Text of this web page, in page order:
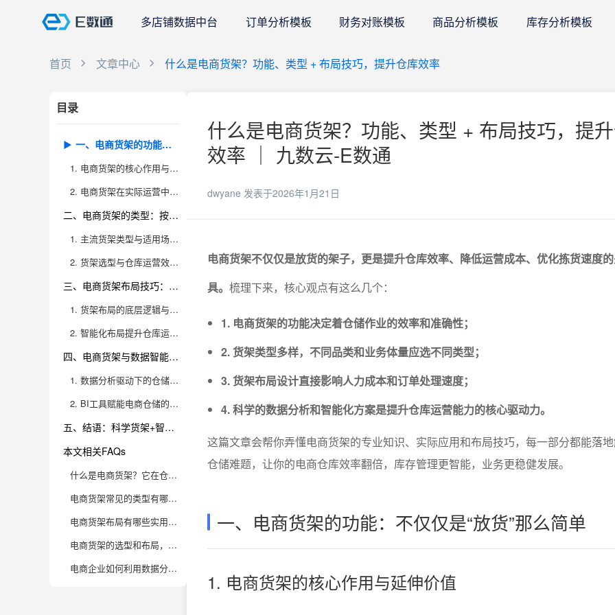
多店铺数据中台 订单分析模板 财务对账模板 商品分析模板 库存分析模板
首页 文章中心 什么是电商货架？功能、类型 + 布局技巧，提升仓库效率
目录
一、电商货架的功能：不仅仅是“放货”那么简单
1. 电商货架的核心作用与延伸价值
2. 电商货架在实际运营中的关键作用
二、电商货架的类型：按需选型，才能事半功倍
1. 主流货架类型与适用场景分析
2. 货架选型与仓库运营效能的深度关联
三、电商货架布局技巧：科学规划，效率翻倍
1. 货架布局的底层逻辑与实操建议
2. 智能化布局提升仓库运营极限
四、电商货架与数据智能：让仓库成为企业的增长引擎
1. 数据分析驱动下的仓储优化实践
2. BI工具赋能电商仓储的全链路升级
五、结语：科学货架+智能数据，仓库效率与企业增长双提升
本文相关FAQs
什么是电商货架？它在仓储管理中的作用有哪些？
电商货架常见的类型有哪些？不同货架适合什么业务场景？
电商货架布局有哪些实用技巧？如何让仓库运转更高效？
电商货架的选型和布局，如何帮助提升仓库整体效率？
电商企业如何利用数据分析优化货架管理，实现智能仓储？
什么是电商货架？功能、类型 + 布局技巧，提
效率 ｜ 九数云-E数通
dwyane 发表于2026年1月21日
电商货架不仅仅是放货的架子，更是提升仓库效率、降低运营成本、优化拣货速度
具。 梳理下来，核心观点有这么几个：
1. 电商货架的功能决定着仓储作业的效率和准确性；
2. 货架类型多样，不同品类和业务体量应选不同类型；
3. 货架布局设计直接影响人力成本和订单处理速度；
4. 科学的数据分析和智能化方案是提升仓库运营能力的核心驱动力。
这篇文章会帮你弄懂电商货架的专业知识、实际应用和布局技巧，每一部分都能落
仓储难题，让你的电商仓库效率翻倍，库存管理更智能，业务更稳健发展。
一、电商货架的功能：不仅仅是“放货”那么简单
1. 电商货架的核心作用与延伸价值